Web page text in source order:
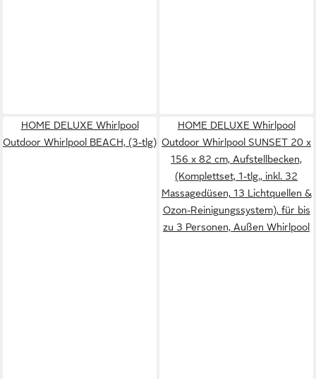
HOME DELUXE Whirlpool
Outdoor Whirlpool BEACH, (3-tlg)
HOME DELUXE Whirlpool
Outdoor Whirlpool SUNSET 20 x
156 x 82 cm, Aufstellbecken,
(Komplettset, 1-tlg., inkl. 32
Massagedüsen, 13 Lichtquellen &
Ozon-Reinigungssystem), für bis
zu 3 Personen, Außen Whirlpool